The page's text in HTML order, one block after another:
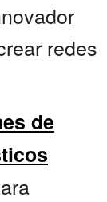
redes
de